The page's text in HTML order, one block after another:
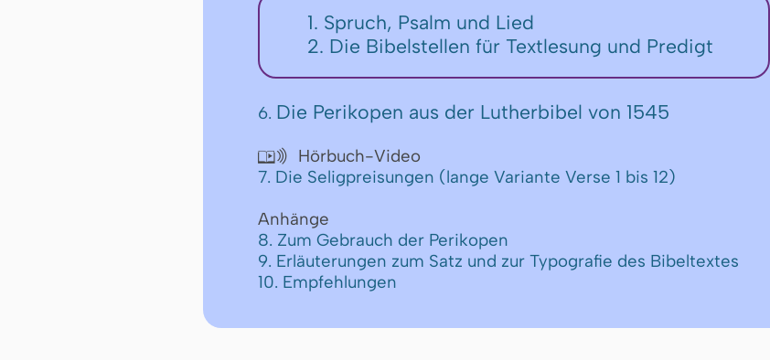
1. Spruch, Psalm und Lied
2. Die Bibelstellen für Textlesung und Predigt
6. Die Perikopen aus der Lutherbibel von 1545

Hörbuch-Video
7. Die Seligpreisungen (lange Variante Verse 1 bis 12)
Anhänge
8. Zum Gebrauch der Perikopen
9. Erläuterungen zum Satz und zur Typografie des Bibeltextes
10. Empfehlungen